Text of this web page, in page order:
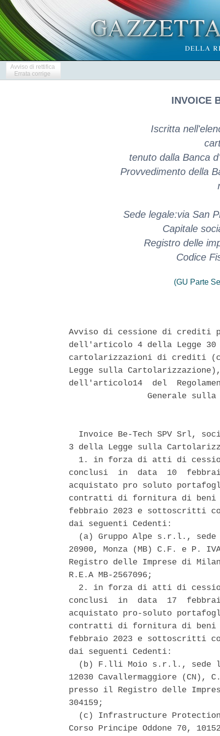
Avviso di rettifica
Errata corrige
INVOICE
Iscritta
tenuto dalla Banca
Provvedimento della
Sede legale:via San
Capitale
Registro delle
Codice
(GU Parte
Avviso di cessione di
dell'articolo 4 della Legge
cartolarizzazioni di crediti
Legge sulla
dell'articolo14  del
Generale
Invoice Be-Tech SPV Srl,
3 della Legge sulla
1. in forza di atti di
conclusi  in  data  10
acquistato pro soluto
contratti di fornitura di
febbraio 2023 e sottoscritti
dai seguenti Cedenti:
(a) Gruppo Alpe s.r.l.,
20900, Monza (MB) C.F. e P.
Registro delle Imprese di
R.E.A MB-2567096;
2. in forza di atti di
conclusi  in  data  17
acquistato pro-soluto
contratti di fornitura di
febbraio 2023 e sottoscritti
dai seguenti Cedenti:
(b) F.lli Moio s.r.l., sede
12030 Cavallermaggiore
presso il Registro delle
304159;
(c) Infrastructure
Corso Principe Oddone 70,